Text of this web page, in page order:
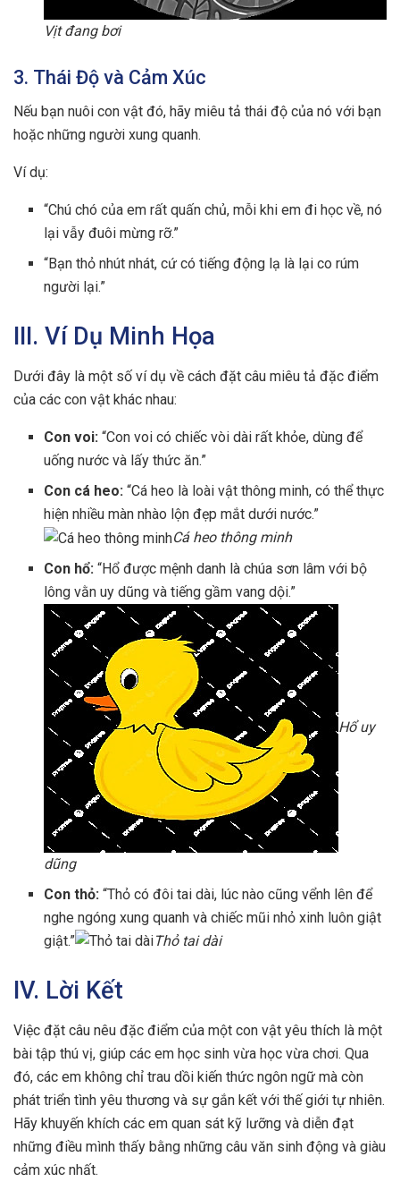
Vịt đang bơi
3. Thái Độ và Cảm Xúc
Nếu bạn nuôi con vật đó, hãy miêu tả thái độ của nó với bạn
hoặc những người xung quanh.
Ví dụ:
“Chú chó của em rất quấn chủ, mỗi khi em đi học về, nó
lại vẫy đuôi mừng rỡ.”
“Bạn thỏ nhút nhát, cứ có tiếng động lạ là lại co rúm
người lại.”
III. Ví Dụ Minh Họa
Dưới đây là một số ví dụ về cách đặt câu miêu tả đặc điểm
của các con vật khác nhau:
Con voi: “Con voi có chiếc vòi dài rất khỏe, dùng để
uống nước và lấy thức ăn.”
Con cá heo: “Cá heo là loài vật thông minh, có thể thực
hiện nhiều màn nhào lộn đẹp mắt dưới nước.”
Cá heo thông minh
Con hổ: “Hổ được mệnh danh là chúa sơn lâm với bộ
lông vằn uy dũng và tiếng gầm vang dội.”
Hổ uy
dũng
Con thỏ: “Thỏ có đôi tai dài, lúc nào cũng vểnh lên để
nghe ngóng xung quanh và chiếc mũi nhỏ xinh luôn giật
giật.”
Thỏ tai dài
IV. Lời Kết
Việc đặt câu nêu đặc điểm của một con vật yêu thích là một
bài tập thú vị, giúp các em học sinh vừa học vừa chơi. Qua
đó, các em không chỉ trau dồi kiến thức ngôn ngữ mà còn
phát triển tình yêu thương và sự gắn kết với thế giới tự nhiên.
Hãy khuyến khích các em quan sát kỹ lưỡng và diễn đạt
những điều mình thấy bằng những câu văn sinh động và giàu
cảm xúc nhất.